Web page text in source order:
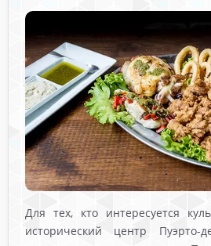
Для тех, кто интересуется
исторический центр Пуэрто-